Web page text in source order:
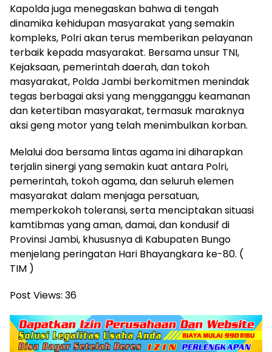
Kapolda juga menegaskan bahwa di tengah
dinamika kehidupan masyarakat yang semakin
kompleks, Polri akan terus memberikan pelayanan
terbaik kepada masyarakat. Bersama unsur TNI,
Kejaksaan, pemerintah daerah, dan tokoh
masyarakat, Polda Jambi berkomitmen menindak
tegas berbagai aksi yang mengganggu keamanan
dan ketertiban masyarakat, termasuk maraknya
aksi geng motor yang telah menimbulkan korban.
Melalui doa bersama lintas agama ini diharapkan
terjalin sinergi yang semakin kuat antara Polri,
pemerintah, tokoh agama, dan seluruh elemen
masyarakat dalam menjaga persatuan,
memperkokoh toleransi, serta menciptakan situasi
kamtibmas yang aman, damai, dan kondusif di
Provinsi Jambi, khususnya di Kabupaten Bungo
menjelang peringatan Hari Bhayangkara ke-80. (
TIM )
Post Views: 36